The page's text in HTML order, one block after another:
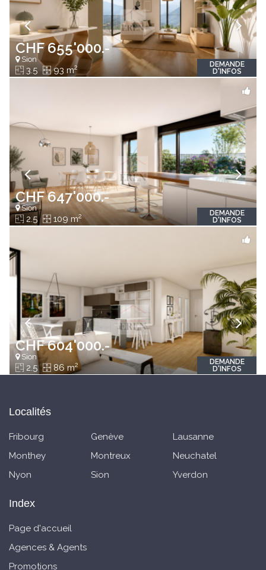
CHF 655'000.-
Sion
3.5 93 m2
DEMANDE
D'INFOS
CHF 647'000.-
Sion
2.5 109 m2
DEMANDE
D'INFOS
CHF 604'000.-
Sion
2.5 86 m2
DEMANDE
D'INFOS
Localités
Fribourg Genève
Lausanne
Monthey
Montreux
Neuchatel
Nyon
Sion Yverdon
Index
Page d'accueil
Agences & Agents
Promotions